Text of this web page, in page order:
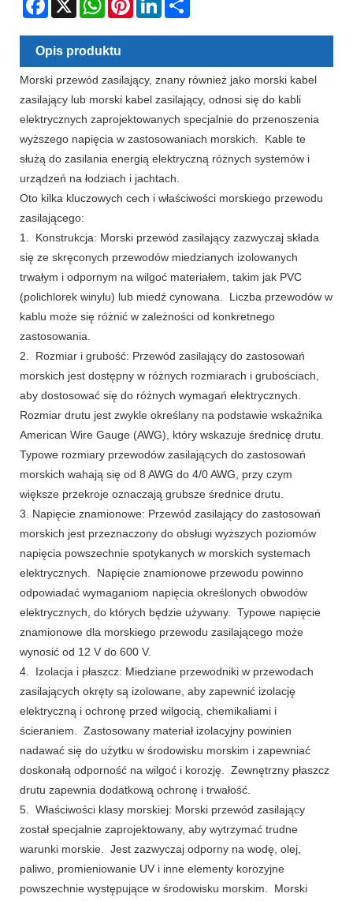
Opis produktu
Morski przewód zasilający, znany również jako morski kabel
zasilający lub morski kabel zasilający, odnosi się do kabli
elektrycznych zaprojektowanych specjalnie do przenoszenia
wyższego napięcia w zastosowaniach morskich. Kable te
służą do zasilania energią elektryczną różnych systemów i
urządzeń na łodziach i jachtach.
Oto kilka kluczowych cech i właściwości morskiego przewodu
zasilającego:
1. Konstrukcja: Morski przewód zasilający zazwyczaj składa
się ze skręconych przewodów miedzianych izolowanych
trwałym i odpornym na wilgoć materiałem, takim jak PVC
(polichlorek winylu) lub miedź cynowana. Liczba przewodów w
kablu może się różnić w zależności od konkretnego
zastosowania.
2. Rozmiar i grubość: Przewód zasilający do zastosowań
morskich jest dostępny w różnych rozmiarach i grubościach,
aby dostosować się do różnych wymagań elektrycznych.
Rozmiar drutu jest zwykle określany na podstawie wskaźnika
American Wire Gauge (AWG), który wskazuje średnicę drutu.
Typowe rozmiary przewodów zasilających do zastosowań
morskich wahają się od 8 AWG do 4/0 AWG, przy czym
większe przekroje oznaczają grubsze średnice drutu.
3. Napięcie znamionowe: Przewód zasilający do zastosowań
morskich jest przeznaczony do obsługi wyższych poziomów
napięcia powszechnie spotykanych w morskich systemach
elektrycznych. Napięcie znamionowe przewodu powinno
odpowiadać wymaganiom napięcia określonych obwodów
elektrycznych, do których będzie używany. Typowe napięcie
znamionowe dla morskiego przewodu zasilającego może
wynosić od 12 V do 600 V.
4. Izolacja i płaszcz: Miedziane przewodniki w przewodach
zasilających okręty są izolowane, aby zapewnić izolację
elektryczną i ochronę przed wilgocią, chemikaliami i
ścieraniem. Zastosowany materiał izolacyjny powinien
nadawać się do użytku w środowisku morskim i zapewniać
doskonałą odporność na wilgoć i korozję. Zewnętrzny płaszcz
drutu zapewnia dodatkową ochronę i trwałość.
5. Właściwości klasy morskiej: Morski przewód zasilający
został specjalnie zaprojektowany, aby wytrzymać trudne
warunki morskie. Jest zazwyczaj odporny na wodę, olej,
paliwo, promieniowanie UV i inne elementy korozyjne
powszechnie występujące w środowisku morskim. Morski